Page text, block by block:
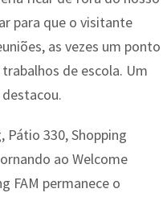
para que o visitante
as vezes um ponto
de escola. Um
Pátio 330, Shopping
ao Welcome
FAM permanece o